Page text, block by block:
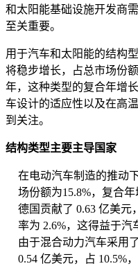
和太阳能基础设施开发商
至关重要。
用于汽车和太阳能的结构
将稳步增长，占总市场份
年，这种类型的复合年增
车设计的适应性以及在高
到关注。
结构类型主要主导国家
在电动汽车制造的推动
场份额为15.8%，复合年
德国贡献了 0.63 亿美元
率为 2.6%，这得益于汽
由于混合动力汽车采用
0.54 亿美元，占 10.5%